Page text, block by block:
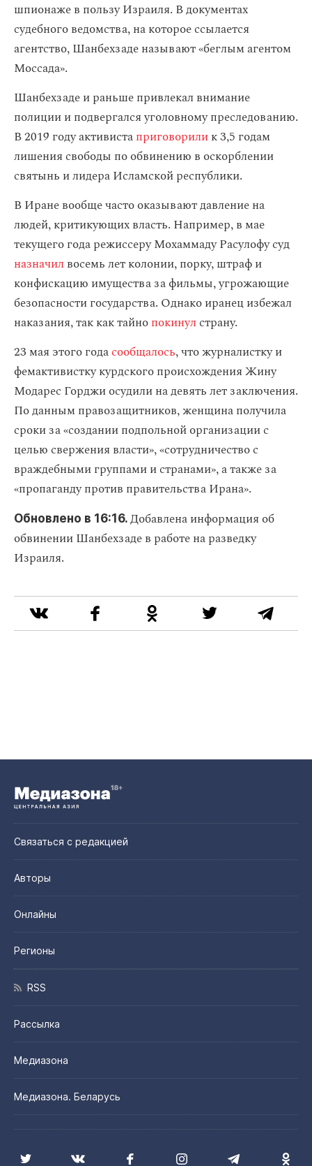
шпионаже в пользу Израиля. В документах
судебного ведомства, на которое ссылается
агентство, Шанбехзаде называют «беглым агентом
Моссада».
Шанбехзаде и раньше привлекал внимание
полиции и подвергался уголовному преследованию.
В 2019 году активистаприговорилик 3,5 годам
лишения свободы по обвинению в оскорблении
святынь и лидера Исламской республики.
В Иране вообще часто оказывают давление на
людей, критикующих власть. Например, в мае
текущего года режиссеру Мохаммаду Расулофу суд
назначил восемь лет колонии, порку, штраф и
конфискацию имущества за фильмы, угрожающие
безопасности государства. Однако иранец избежал
наказания, так как тайнопокинулстрану.
23 мая этого годасообщалось, что журналистку и
фемактивистку курдского происхождения Жину
Модарес Горджи осудили на девять лет заключения.
По данным правозащитников, женщина получила
сроки за «создании подпольной организации с
целью свержения власти», «сотрудничество с
враждебными группами и странами», а также за
«пропаганду против правительства Ирана».
Обновлено в 16:16. Добавлена информация об
обвинении Шанбехзаде в работе на разведку
Израиля.
Связаться с редакцией
Авторы
Онлайны
Регионы
RSS
Рассылка
Медиазона
Медиазона. Беларусь